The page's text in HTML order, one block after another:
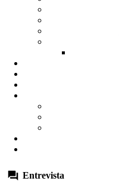
Entrevista